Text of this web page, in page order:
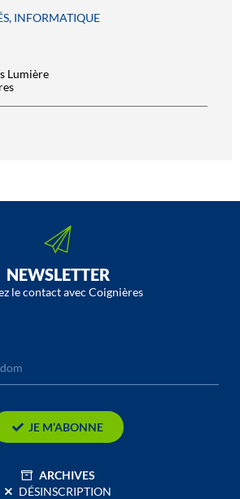
INFORMATIQUE
Lumière
NEWSLETTER
le contact avec Coignières
JE M’ABONNE
ARCHIVES
DÉSINSCRIPTION